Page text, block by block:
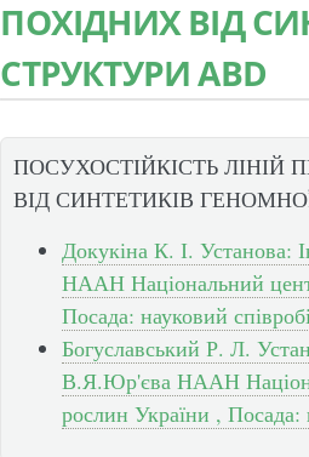
ПОХІДНИХ ВІД
СТРУКТУРИ ABD
ПОСУХОСТІЙКІСТЬ ЛІНІЙ
ВІД СИНТЕТИКІВ
Докукіна К. І.
НААН Національний
Посада: науковий
Богуславський Р. Л.
В.Я.Юр'єва НААН
рослин України , Посада: